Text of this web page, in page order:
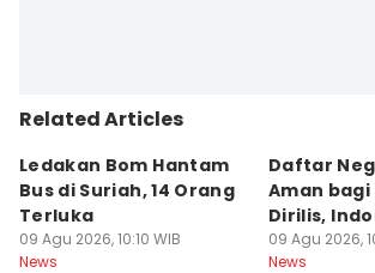
Related Articles
Ledakan Bom Hantam
Bus di Suriah, 14 Orang
Terluka
09 Agu 2026, 10:10 WIB
News
Daftar
Aman
Dirilis,
Berapa?
09 Agu 2026,
News